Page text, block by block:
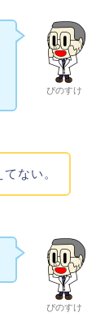
ぴのすけ
ない。
ぴのすけ